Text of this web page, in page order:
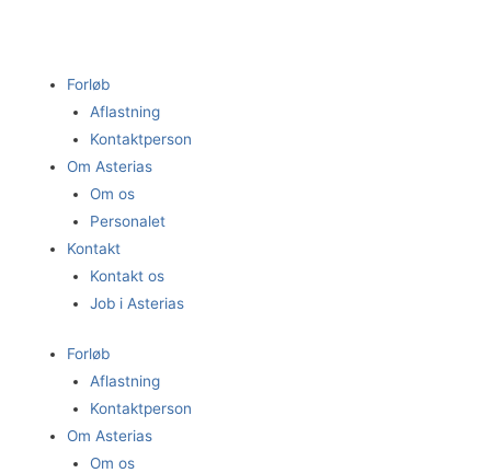
Forløb
Aflastning
Kontaktperson
Om Asterias
Om os
Personalet
Kontakt
Kontakt os
Job i Asterias
Forløb
Aflastning
Kontaktperson
Om Asterias
Om os